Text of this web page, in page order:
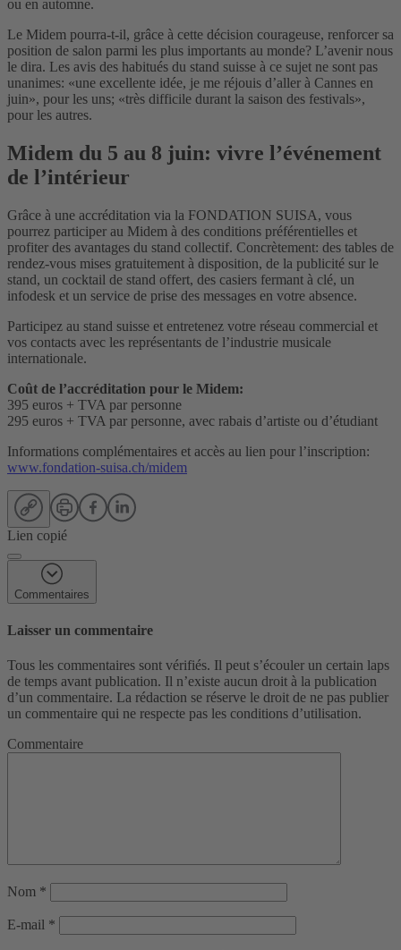
ou en automne.
Le Midem pourra-t-il, grâce à cette décision courageuse, renforcer sa
position de salon parmi les plus importants au monde? L’avenir nous
le dira. Les avis des habitués du stand suisse à ce sujet ne sont pas
unanimes: «une excellente idée, je me réjouis d’aller à Cannes en
juin», pour les uns; «très difficile durant la saison des festivals»,
pour les autres.
Midem du 5 au 8 juin: vivre l’événement
de l’intérieur
Grâce à une accréditation via la FONDATION SUISA, vous
pourrez participer au Midem à des conditions préférentielles et
profiter des avantages du stand collectif. Concrètement: des tables de
rendez-vous mises gratuitement à disposition, de la publicité sur le
stand, un cocktail de stand offert, des casiers fermant à clé, un
infodesk et un service de prise des messages en votre absence.
Participez au stand suisse et entretenez votre réseau commercial et
vos contacts avec les représentants de l’industrie musicale
internationale.
Coût de l’accréditation pour le Midem:
395 euros + TVA par personne
295 euros + TVA par personne, avec rabais d’artiste ou d’étudiant
Informations complémentaires et accès au lien pour l’inscription:
www.fondation-suisa.ch/midem
Lien copié
Commentaires
Laisser un commentaire
Tous les commentaires sont vérifiés. Il peut s’écouler un certain laps
de temps avant publication. Il n’existe aucun droit à la publication
d’un commentaire. La rédaction se réserve le droit de ne pas publier
un commentaire qui ne respecte pas les conditions d’utilisation.
Commentaire
Nom *
E-mail *